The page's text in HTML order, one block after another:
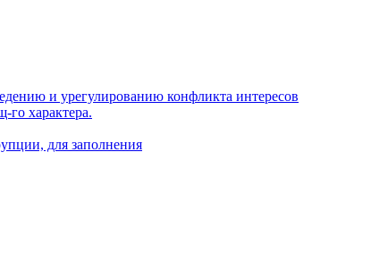
и урегулированию конфликта интересов
го характера.
для заполнения